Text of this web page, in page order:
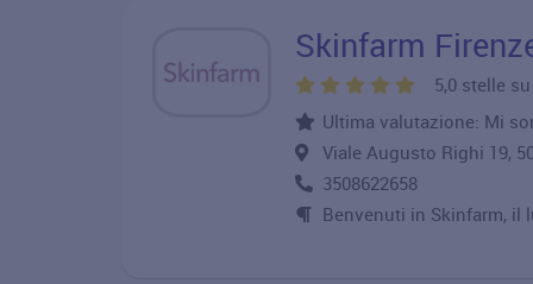
Skinfarm
5,0 stelle
Ultima valutazione: Mi
Viale Augusto Righi 19,
3508622658
Benvenuti in Skinfarm, il